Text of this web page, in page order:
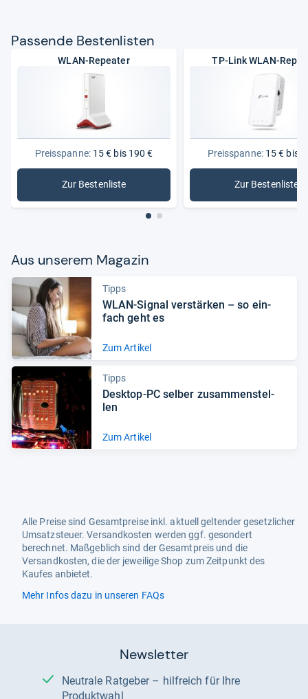
Pas­sende Bes­ten­lis­ten
WLAN-Repeater
Preisspanne:15 € bis 190 €
Zur Bestenliste: WLAN-Repeater
TP-Link WLAN-
Preisspanne:15 € bis
Zur Bestenliste
: TP-Link
Aus unse­rem Maga­zin
Tipps
WLAN-​Signal ver­stär­ken – so ein­
fach geht es
Zum Artikel
Tipps
Desktop-​PC sel­ber zusam­men­stel­
len
Zum Artikel
Alle Preise sind Gesamtpreise inkl. aktuell geltender gesetzlicher
Umsatzsteuer. Versandkosten werden ggf. gesondert
berechnet. Maßgeblich sind der Gesamtpreis und die
Versandkosten, die der jeweilige Shop zum Zeitpunkt des
Kaufes anbietet.
Mehr Infos dazu in unseren FAQs
Newsletter
Neutrale Ratgeber – hilfreich für Ihre
Produktwahl